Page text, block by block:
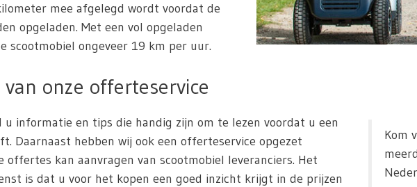
mee afgelegd wordt voordat de
opgeladen. Met een vol opgeladen
scootmobiel ongeveer 19 km per uur.
onze offerteservice
Kom
u informatie en tips die handig zijn om te lezen voordat u een
Daarnaast hebben wij ook een offerteservice opgezet
offertes kan aanvragen van scootmobiel leveranciers. Het
is dat u voor het kopen een goed inzicht krijgt in de prijzen